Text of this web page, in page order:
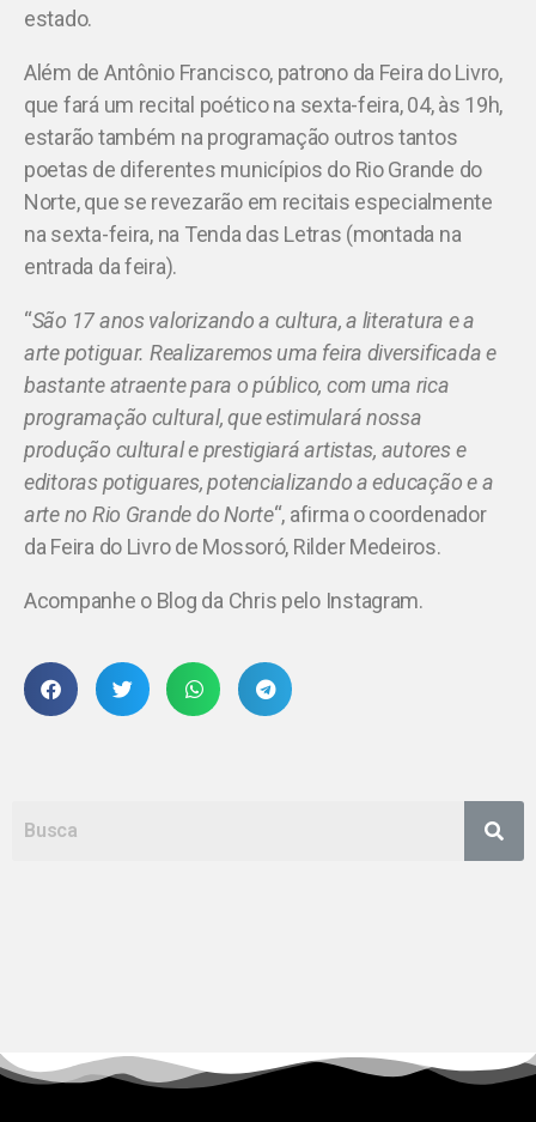
estado.
Além de Antônio Francisco, patrono da Feira do Livro,
que fará um recital poético na sexta-feira, 04, às 19h,
estarão também na programação outros tantos
poetas de diferentes municípios do Rio Grande do
Norte, que se revezarão em recitais especialmente
na sexta-feira, na Tenda das Letras (montada na
entrada da feira).
“São 17 anos valorizando a cultura, a literatura e a
arte potiguar. Realizaremos uma feira diversificada e
bastante atraente para o público, com uma rica
programação cultural, que estimulará nossa
produção cultural e prestigiará artistas, autores e
editoras potiguares, potencializando a educação e a
arte no Rio Grande do Norte“, afirma o coordenador
da Feira do Livro de Mossoró, Rilder Medeiros.
Acompanhe o Blog da Chris pelo Instagram.